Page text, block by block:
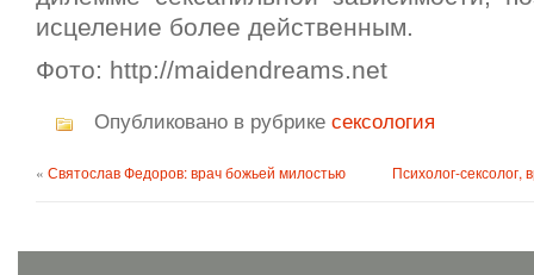
исцеление более действенным.
Фото: http://maidendreams.net
Опубликовано в рубрике сексология
« Святослав Федоров: врач божьей милостью Психолог-сексолог,